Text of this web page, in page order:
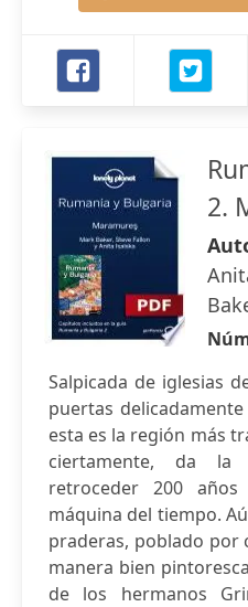
2.
Salpicada de iglesias
puertas
esta es la región más
ciertamente, da la
retroceder 200
máquina del tiempo.
praderas, poblado por
manera bien
de los hermanos